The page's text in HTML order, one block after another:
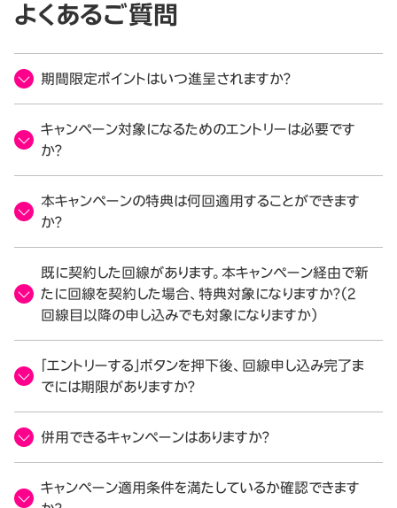
よくあるご質問
期間限定ポイントはいつ進呈されますか？
キャンペーン対象になるためのエントリーは必要です
か？
本キャンペーンの特典は何回適用することができます
か？
既に契約した回線があります。本キャンペーン経由で新
たに回線を契約した場合、特典対象になりますか？（2
回線目以降の申し込みでも対象になりますか）
「エントリーする」ボタンを押下後、回線申し込み完了ま
でには期限がありますか？
併用できるキャンペーンはありますか？
キャンペーン適用条件を満たしているか確認できます